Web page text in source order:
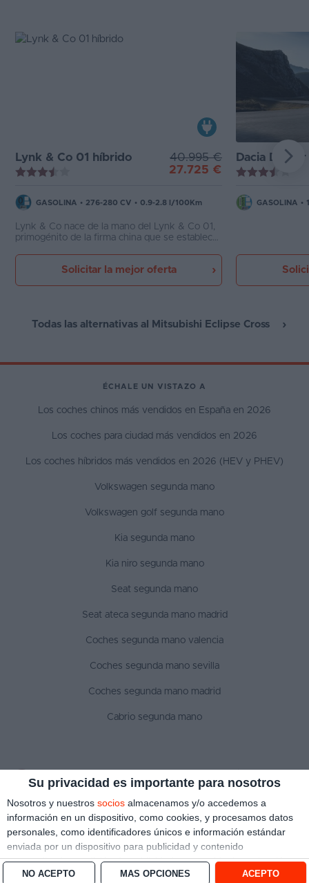
Su privacidad es importante para nosotros
Nosotros y nuestros socios almacenamos y/o accedemos a
información en un dispositivo, como cookies, y procesamos datos
personales, como identificadores únicos e información estándar
enviada por un dispositivo para publicidad y contenido
personalizado, medición de publicidad y contenido, investigación
de audiencia y desarrollo de servicios. Con su permiso, nosotros y
MÁS OPCIONES
NO ACEPTO ACEPTO
Lynk & Co 01 híbrido
40.995 €
27.725 €
GASOLINA • 276-280 CV • 0.9-2.8 l/100Km
Lynk & Co nace de la mano del Lynk & Co 01,
primogénito de la firma china que se establece
Un atractivo precio, un diseño diferente y una
tecnología moderna son las bazas de este
nuevo modelo encargado de asentar una
Solicitar la mejor oferta
Dacia
GASOLINA •
Todas las alternativas al Mitsubishi Eclipse Cross
ÉCHALE UN VISTAZO A
Los coches chinos más vendidos en España en 2026
Los coches para ciudad más vendidos en 2026
Los coches híbridos más vendidos en 2026 (HEV y PHEV)
Volkswagen segunda mano
Volkswagen golf segunda mano
Kia segunda mano
Kia niro segunda mano
Seat segunda mano
Seat ateca segunda mano madrid
Coches segunda mano valencia
Coches segunda mano sevilla
Coches segunda mano madrid
Cabrio segunda mano
SÍGUENOS